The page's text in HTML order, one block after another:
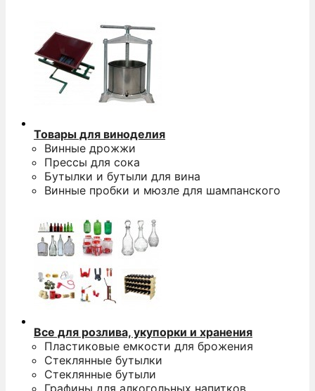
Товары для виноделия
Винные дрожжи
Прессы для сока
Бутылки и бутыли для вина
Винные пробки и мюзле для шампанского
Все для розлива, укупорки и хранения
Пластиковые емкости для брожения
Стеклянные бутылки
Стеклянные бутыли
Графины для алкогольных напитков